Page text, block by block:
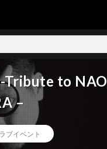
Tribute to NAO
–
ブイベント